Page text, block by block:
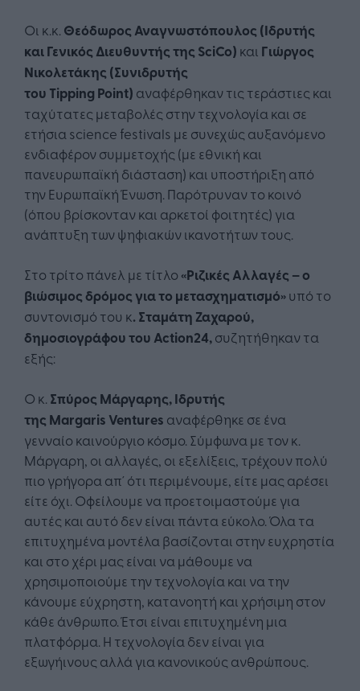
Οι κ.κ. Θεόδωρος Αναγνωστόπουλος (Ιδρυτής
και Γενικός Διευθυντής της SciCo) και Γιώργος
Νικολετάκης (Συνιδρυτής
του Tipping Point) αναφέρθηκαν τις τεράστιες και
ταχύτατες μεταβολές στην τεχνολογία και σε
ετήσια science festivals με συνεχώς αυξανόμενο
ενδιαφέρον συμμετοχής (με εθνική και
πανευρωπαϊκή διάσταση) και υποστήριξη από
την Ευρωπαϊκή Ένωση. Παρότρυναν το κοινό
(όπου βρίσκονταν και αρκετοί φοιτητές) για
ανάπτυξη των ψηφιακών ικανοτήτων τους.
Στο τρίτο πάνελ με τίτλο «Ριζικές Αλλαγές – ο
βιώσιμος δρόμος για το μετασχηματισμό»υπό το
συντονισμό του κ. Σταμάτη Ζαχαρού,
δημοσιογράφου του Action24,συζητήθηκαν τα
εξής:
Ο κ. Σπύρος Μάργαρης, Ιδρυτής
της Margaris Ventures αναφέρθηκε σε ένα
γενναίο καινούργιο κόσμο. Σύμφωνα με τον κ.
Μάργαρη, οι αλλαγές, οι εξελίξεις, τρέχουν πολύ
πιο γρήγορα απ´ ότι περιμένουμε, είτε μας αρέσει
είτε όχι. Οφείλουμε να προετοιμαστούμε για
αυτές και αυτό δεν είναι πάντα εύκολο. Όλα τα
επιτυχημένα μοντέλα βασίζονται στην ευχρηστία
και στο χέρι μας είναι να μάθουμε να
χρησιμοποιούμε την τεχνολογία και να την
κάνουμε εύχρηστη, κατανοητή και χρήσιμη στον
κάθε άνθρωπο. Έτσι είναι επιτυχημένη μια
πλατφόρμα. Η τεχνολογία δεν είναι για
εξωγήινους αλλά για κανονικούς ανθρώπους.